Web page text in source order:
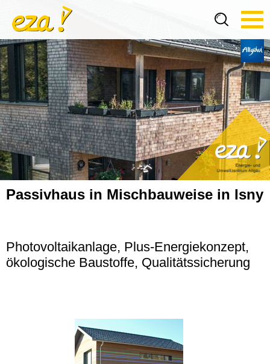
Passivhaus in Mischbauweise in Isny
Photovoltaikanlage, Plus-Energiekonzept,
ökologische Baustoffe, Qualitätssicherung